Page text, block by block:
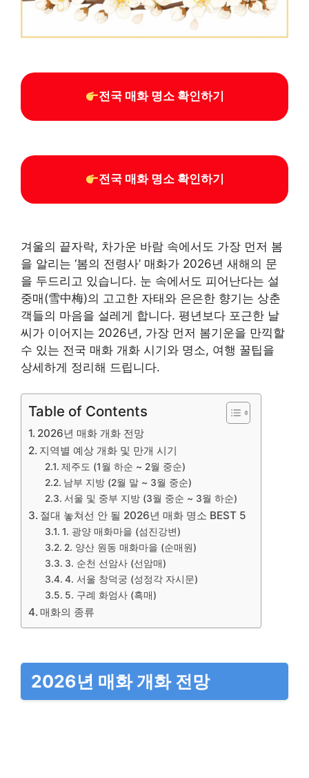
전국 매화 명소 확인하기
전국 매화 명소 확인하기
겨울의 끝자락, 차가운 바람 속에서도 가장 먼저 봄
을 알리는 ‘봄의 전령사’ 매화가 2026년 새해의 문
을 두드리고 있습니다. 눈 속에서도 피어난다는 설
중매(雪中梅)의 고고한 자태와 은은한 향기는 상춘
객들의 마음을 설레게 합니다. 평년보다 포근한 날
씨가 이어지는 2026년, 가장 먼저 봄기운을 만끽할
수 있는 전국 매화 개화 시기와 명소, 여행 꿀팁을
상세하게 정리해 드립니다.
Table of Contents
2026년 매화 개화 전망
지역별 예상 개화 및 만개 시기
제주도 (1월 하순 ~ 2월 중순)
남부 지방 (2월 말 ~ 3월 중순)
서울 및 중부 지방 (3월 중순 ~ 3월 하순)
절대 놓쳐선 안 될 2026년 매화 명소 BEST 5
1. 광양 매화마을 (섬진강변)
2. 양산 원동 매화마을 (순매원)
3. 순천 선암사 (선암매)
4. 서울 창덕궁 (성정각 자시문)
5. 구례 화엄사 (흑매)
매화의 종류
2026년 매화 개화 전망